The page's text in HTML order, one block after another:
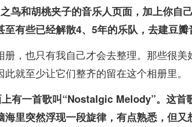
和胡桃夹子的音乐人页面，加上你自
有些已经解散4、5年的乐队，去建豆瓣
，也只有我自己才会去整理。那些很
就至少让它们整齐的留在这个相册里。
有一首歌叫“Nostalgic Melody”。这首
里突然浮现一段旋律，有点熟悉，但